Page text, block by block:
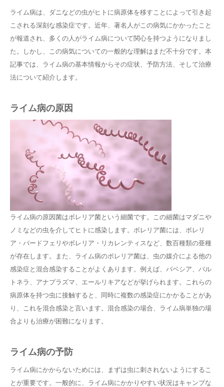
ライム病は、ダニなどの虫がヒトに病原体を移すことによって引き起
こされる深刻な感染症です。近年、著名人がこの病気にかかったこと
が報道され、多くの人がライム病について関心を持つようになりまし
た。しかし、この病気についての一般的な理解はまだ不十分です。本
記事では、ライム病の基本情報からその症状、予防方法、そして治療
法について紹介します。
ライム病の原因
ライム病の原因菌はボレリア菌という細菌です。この細菌はマダニや
ノミなどの虫を介してヒトに感染します。ボレリア菌には、ボレリ
ア・バードフェリやボレリア・リカレンティスなど、数百種類の亜種
が存在します。また、ライム病のボレリア菌は、虫の媒介による他の
感染症と混合感染することがよくあります。例えば、バベシア、バル
トネラ、アナプラズマ、エールリキアなどが挙げられます。これらの
病原体を持つ虫に接触すると、同時に複数の感染症にかかることがあ
り、これを混合感染と言います。混合感染の場合、ライム病単独の場
合よりも治療が困難になります。
ライム病の予防
ライム病にかからないためには、まずは虫に刺されないようにするこ
とが重要です。一般的に、ライム病にかかりやすい状況はキャンプな